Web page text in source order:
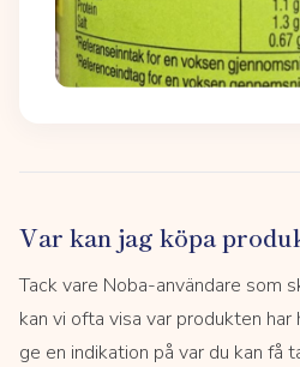
Var kan jag köpa
Tack vare Noba-användare som
kan vi ofta visa var produkten
ge en indikation på var du kan få